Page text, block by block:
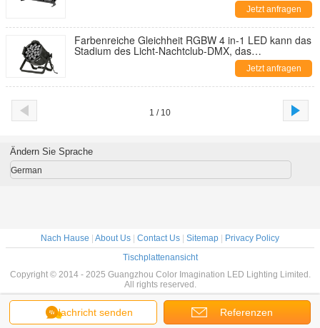
Jetzt anfragen
Farbenreiche Gleichheit RGBW 4 in-1 LED kann das
Stadium des Licht-Nachtclub-DMX, das
Wechselstrom 220V/240V beleuchtet Jetzt anfragen
1 / 10
Nachricht senden Referenzen
Ändern Sie Sprache
German
Nach Hause About Us Contact Us Sitemap
Privacy Policy
Tischplattenansicht
Copyright © 2014 - 2025 Guangzhou Color Imagination LED Lighting Limited.
All rights reserved.